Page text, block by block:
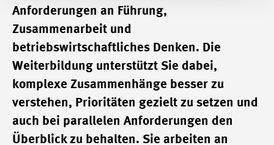
Anforderungen an Führung,
Zusammenarbeit und
betriebswirtschaftliches Denken. Die
Weiterbildung unterstützt Sie dabei,
komplexe Zusammenhänge besser zu
verstehen, Prioritäten gezielt zu setzen und
auch bei parallelen Anforderungen den
Überblick zu behalten. Sie arbeiten an